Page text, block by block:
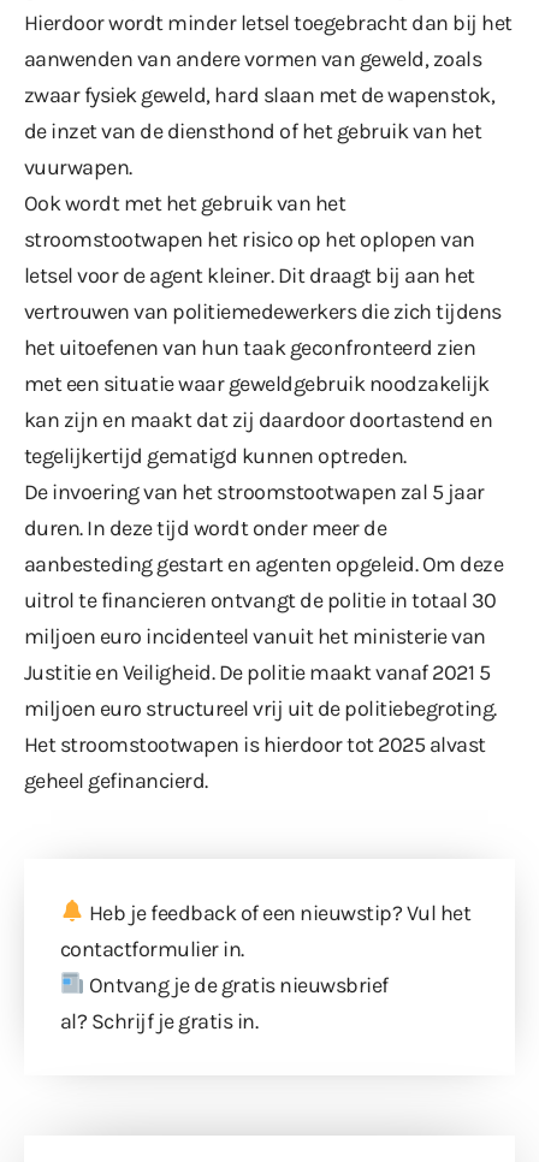
Hierdoor wordt minder letsel toegebracht dan bij het
aanwenden van andere vormen van geweld, zoals
zwaar fysiek geweld, hard slaan met de wapenstok,
de inzet van de diensthond of het gebruik van het
vuurwapen.
Ook wordt met het gebruik van het
stroomstootwapen het risico op het oplopen van
letsel voor de agent kleiner. Dit draagt bij aan het
vertrouwen van politiemedewerkers die zich tijdens
het uitoefenen van hun taak geconfronteerd zien
met een situatie waar geweldgebruik noodzakelijk
kan zijn en maakt dat zij daardoor doortastend en
tegelijkertijd gematigd kunnen optreden.
De invoering van het stroomstootwapen zal 5 jaar
duren. In deze tijd wordt onder meer de
aanbesteding gestart en agenten opgeleid. Om deze
uitrol te financieren ontvangt de politie in totaal 30
miljoen euro incidenteel vanuit het ministerie van
Justitie en Veiligheid. De politie maakt vanaf 2021 5
miljoen euro structureel vrij uit de politiebegroting.
Het stroomstootwapen is hierdoor tot 2025 alvast
geheel gefinancierd.
Heb je feedback of een nieuwstip? Vul het
contactformulierin.
Ontvang je de gratis nieuwsbrief
al? Schrijf je gratis in.